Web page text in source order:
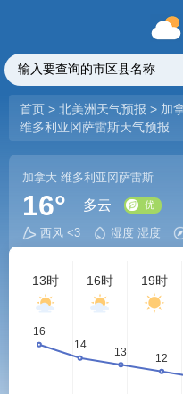
首页 > 北美洲天气预报 > 加
维多利亚冈萨雷斯天气预报
加拿大 维多利亚冈萨雷斯
16° 多云
西风 <3 湿度 湿度
13时 16时 19时